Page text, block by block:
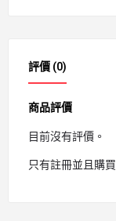
評價 (0)
商品評價
目前沒有評價。
只有註冊並且購